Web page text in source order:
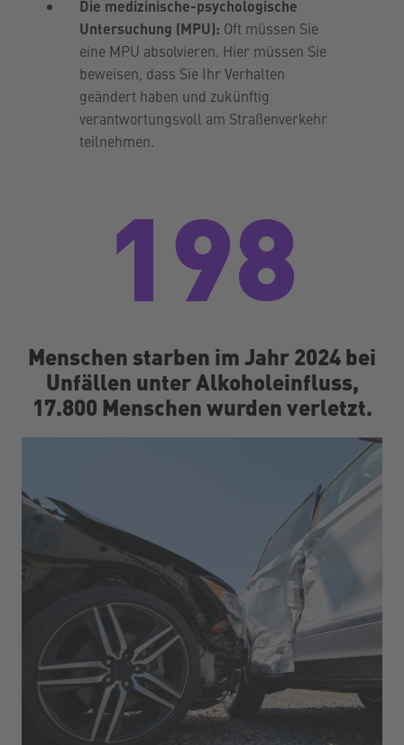
Die medizinische-psychologische
Untersuchung (MPU): Oft müssen Sie
eine MPU absolvieren. Hier müssen Sie
beweisen, dass Sie Ihr Verhalten
geändert haben und zukünftig
verantwortungsvoll am Straßenverkehr
teilnehmen.
198
Menschen starben im Jahr 2024 bei
Unfällen unter Alkoholeinfluss,
17.800 Menschen wurden verletzt.